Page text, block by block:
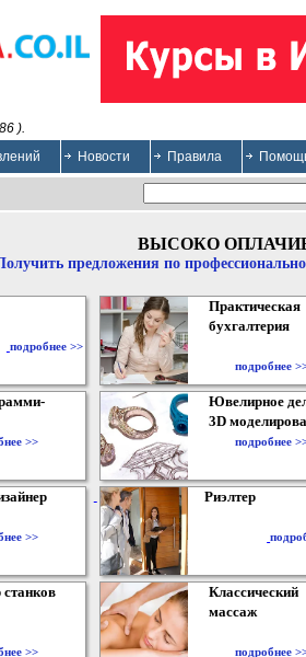
).
Новости Правила
ВЫСОКО
предложения по
подробнее >>
Практическая
бухгалтерия
подробнее
>>
Ювелирное
3D
подробнее
>>
Риэлтер
>>
Классический
массаж
подробнее